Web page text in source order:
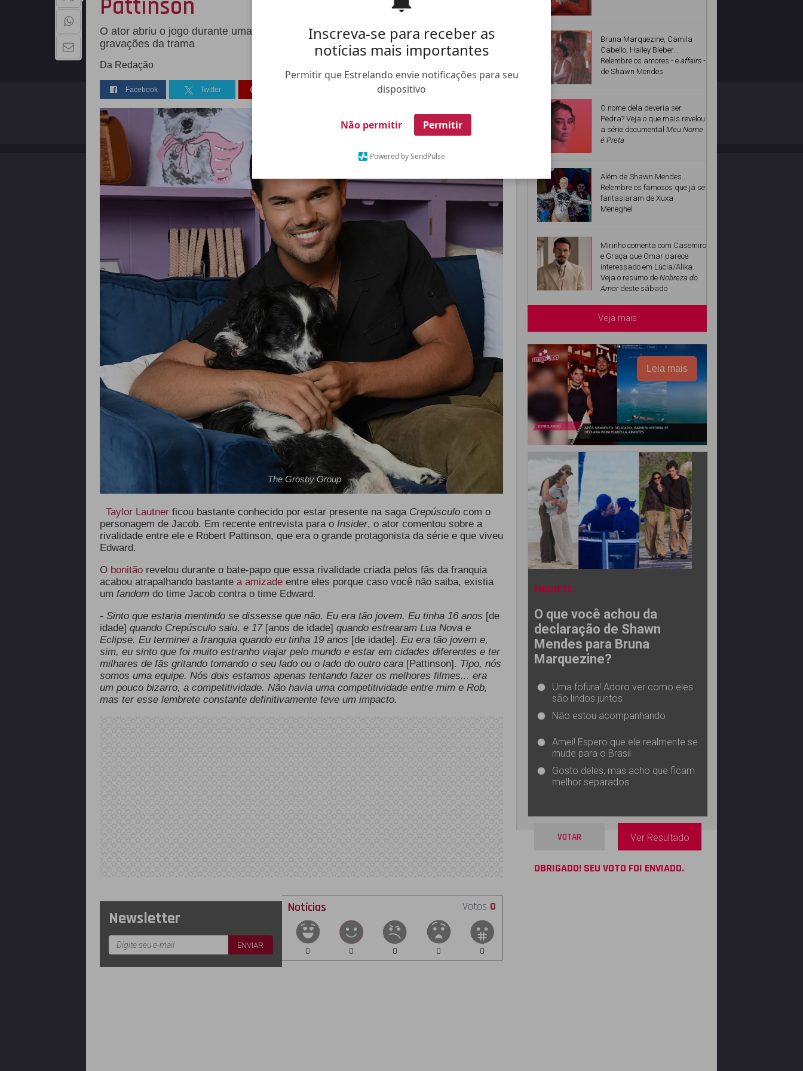
Inscreva-se para receber as
notícias mais importantes
Permitir que Estrelando envie notificações para seu
dispositivo
Não permitir Permitir
Powered by SendPulse
Pattinson
O ator abriu o jogo durante uma entrevista os problemas dentro e fora das
gravações da trama
Da Redação
Facebook Twitter
The Grosby Group
Taylor Lautnerficou bastante conhecido por estar presente na saga Crepúsculocom o
personagem de Jacob. Em recente entrevista para o Insider, o ator comentou sobre a
rivalidade entre ele e Robert Pattinson, que era o grande protagonista da série e que viveu
Edward.
O bonitão revelou durante o bate-papo que essa rivalidade criada pelos fãs da franquia
acabou atrapalhando bastante a amizadeentre eles porque caso você não saiba, existia
um fandomdo time Jacob contra o time Edward.
- Sinto que estaria mentindo se dissesse que não. Eu era tão jovem. Eu tinha 16 anos [de
idade] quando Crepúsculo saiu, e 17 [anos de idade] quando estrearam Lua Nova e
Eclipse. Eu terminei a franquia quando eu tinha 19 anos [de idade]. Eu era tão jovem e,
sim, eu sinto que foi muito estranho viajar pelo mundo e estar em cidades diferentes e ter
milhares de fãs gritando tomando o seu lado ou o lado do outro cara[Pattinson]. Tipo, nós
somos uma equipe. Nós dois estamos apenas tentando fazer os melhores filmes... era
um pouco bizarro, a competitividade. Não havia uma competitividade entre mim e Rob,
mas ter esse lembrete constante definitivamente teve um impacto.
Newsletter
Notícias Votos 0
0 0 0 0 0
Bruna Marquezine, Camila
Cabello, Hailey Bieber...
Relembre os amores - e affairs -
de Shawn Mendes
O nome dela deveria ser
Pedra? Veja o que mais revelou
a série documental Meu Nome
é Preta
Além de Shawn Mendes...
Relembre os famosos que já se
fantasiaram de Xuxa
Meneghel
Mirinho comenta com Casemiro
e Graça que Omar parece
interessado em Lúcia/Alika.
Veja o resumo de Nobreza do
Amordeste sábado
Veja mais
Leia mais
ENQUETE
O que você achou da
declaração de Shawn
Mendes para Bruna
Marquezine?
Uma fofura! Adoro ver como eles
são lindos juntos
Não estou acompanhando
Amei! Espero que ele realmente se
mude para o Brasil
Gosto deles, mas acho que ficam
melhor separados
VOTAR Ver Resultado
OBRIGADO! SEU VOTO FOI ENVIADO.
QUEM SOMOS TRABALHE NO ESTRELANDO
Copyright - 2026 | Todos os direitos reservados Desenvolvido por